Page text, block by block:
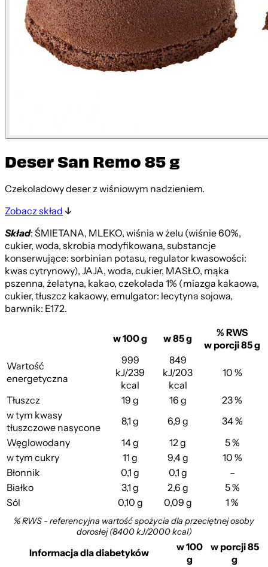
Deser San Remo 85 g
Czekoladowy deser z wiśniowym nadzieniem.
Zobacz skład
Skład: ŚMIETANA, MLEKO, wiśnia w żelu (wiśnie 60%,
cukier, woda, skrobia modyfikowana, substancje
konserwujące: sorbinian potasu, regulator kwasowości:
kwas cytrynowy), JAJA, woda, cukier, MASŁO, mąka
pszenna, żelatyna, kakao, czekolada 1% (miazga kakaowa,
cukier, tłuszcz kakaowy, emulgator: lecytyna sojowa,
barwnik: E172.
w 100 g w 85 g
% RWS
w porcji 85 g
Wartość
energetyczna
999
kJ/239
kcal
849
kJ/203
kcal
10 %
Tłuszcz 19 g 16 g
23 %
w tym kwasy
tłuszczowe nasycone
8,1 g 6,9 g
34 %
Węglowodany
14 g 12 g
5 %
w tym cukry
11 g 9,4 g
10 %
Błonnik
0,1 g 0,1 g
–
Białko
3,1 g 2,6 g
5 %
Sól
0,10 g 0,09 g 1 %
% RWS - referencyjna wartość spożycia dla przeciętnej osoby
dorosłej (8400 kJ/2000 kcal)
Informacja dla diabetyków
w 100
g
w porcji 85
g